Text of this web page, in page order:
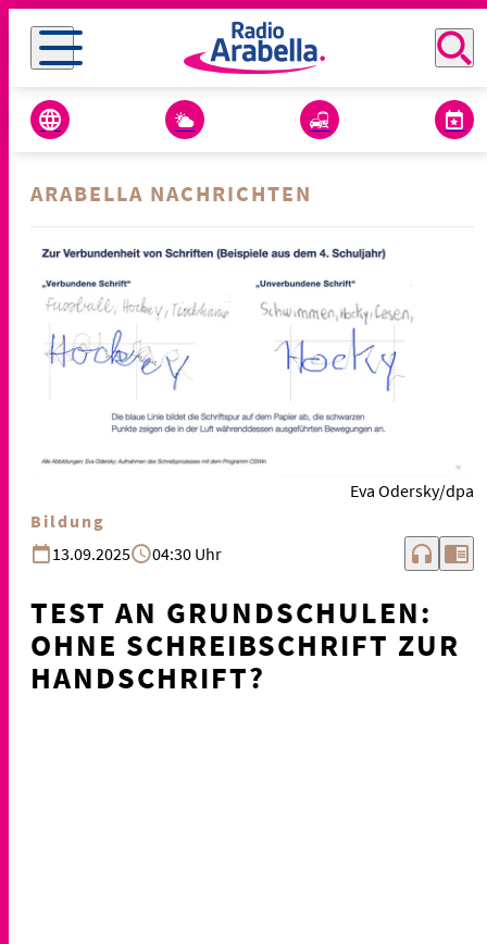
ARABELLA NACHRICHTEN
Eva Odersky/dpa
Bildung
13.09.2025
04:30 Uhr headphones chrome_reader_mode
TEST AN GRUNDSCHULEN:
OHNE SCHREIBSCHRIFT ZUR
HANDSCHRIFT?